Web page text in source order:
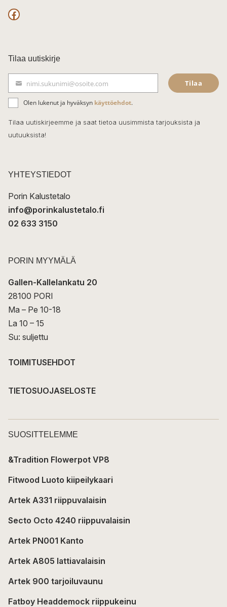
F
c
e
b
o
o
k
Tilaa uutiskirje
ä
h
k
t
nimi.sukunimi@osoite.com Tilaa
Olen lukenut ja hyväksyn käyttöehdot.
Tilaa uutiskirjeemme ja saat tietoa uusimmista tarjouksista ja
uutuuksista!
YHTEYSTIEDOT
Porin Kalustetalo
info@porinkalustetalo.fi
02 633 3150
PORIN MYYMÄLÄ
Gallen-Kallelankatu 20
28100 PORI
Ma – Pe 10-18
La 10 – 15
Su: suljettu
TOIMITUSEHDOT
TIETOSUOJASELOSTE
SUOSITTELEMME
&Tradition Flowerpot VP8
Fitwood Luoto kiipeilykaari
Artek A331 riippuvalaisin
Secto Octo 4240 riippuvalaisin
Artek PN001 Kanto
Artek A805 lattiavalaisin
Artek 900 tarjoiluvaunu
Fatboy Headdemock riippukeinu